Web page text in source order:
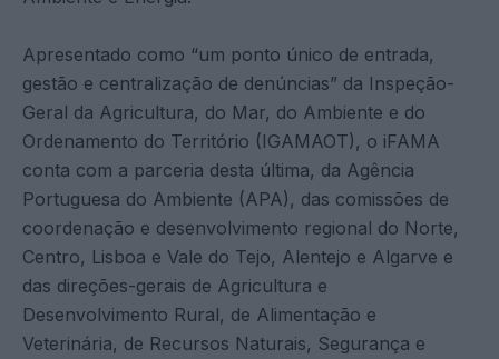
Apresentado como “um ponto único de entrada,
gestão e centralização de denúncias” da Inspeção-
Geral da Agricultura, do Mar, do Ambiente e do
Ordenamento do Território (IGAMAOT), o iFAMA
conta com a parceria desta última, da Agência
Portuguesa do Ambiente (APA), das comissões de
coordenação e desenvolvimento regional do Norte,
Centro, Lisboa e Vale do Tejo, Alentejo e Algarve e
das direções-gerais de Agricultura e
Desenvolvimento Rural, de Alimentação e
Veterinária, de Recursos Naturais, Segurança e